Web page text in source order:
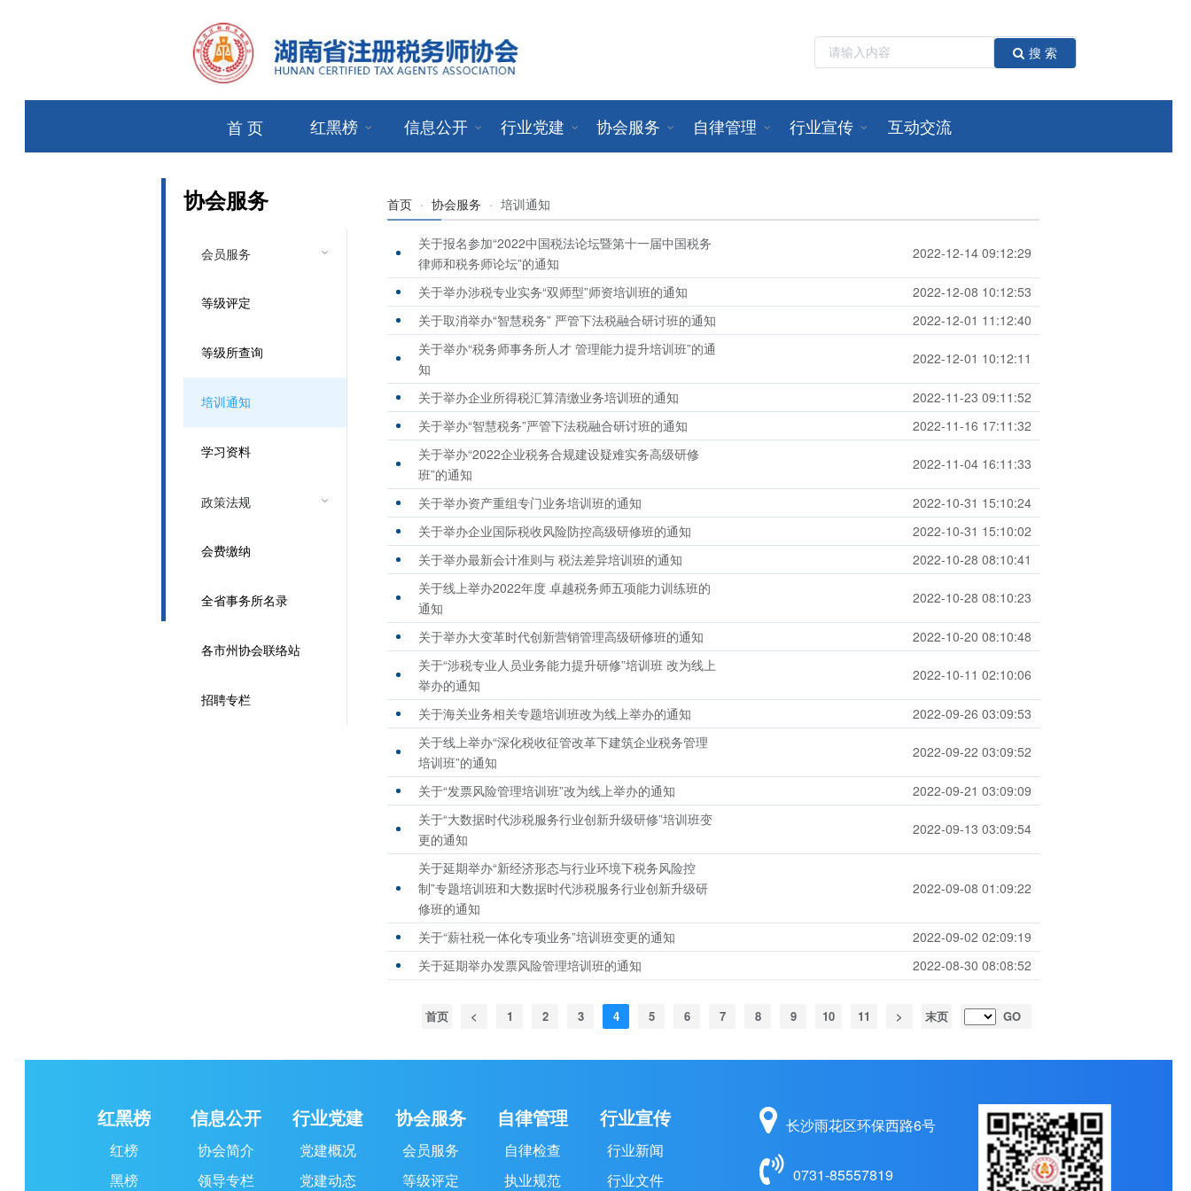
搜 索
首 页 红黑榜 信息公开 行业党建 协会服务 自律管理 行业宣传 互动交流
协会服务
会员服务
等级评定
等级所查询
培训通知
学习资料
政策法规
会费缴纳
全省事务所名录
各市州协会联络站
招聘专栏
首页 · 协会服务 · 培训通知
关于报名参加“2022中国税法论坛暨第十一届中国税务
律师和税务师论坛”的通知
2022-12-14 09:12:29
关于举办涉税专业实务“双师型”师资培训班的通知
2022-12-08 10:12:53
关于取消举办“智慧税务” 严管下法税融合研讨班的通知
2022-12-01 11:12:40
关于举办“税务师事务所人才 管理能力提升培训班”的通
知
2022-12-01 10:12:11
关于举办企业所得税汇算清缴业务培训班的通知
2022-11-23 09:11:52
关于举办“智慧税务”严管下法税融合研讨班的通知
2022-11-16 17:11:32
关于举办“2022企业税务合规建设疑难实务高级研修
班”的通知
2022-11-04 16:11:33
关于举办资产重组专门业务培训班的通知
2022-10-31 15:10:24
关于举办企业国际税收风险防控高级研修班的通知
2022-10-31 15:10:02
关于举办最新会计准则与 税法差异培训班的通知
2022-10-28 08:10:41
关于线上举办2022年度 卓越税务师五项能力训练班的
通知
2022-10-28 08:10:23
关于举办大变革时代创新营销管理高级研修班的通知
2022-10-20 08:10:48
关于“涉税专业人员业务能力提升研修”培训班 改为线上
举办的通知
2022-10-11 02:10:06
关于海关业务相关专题培训班改为线上举办的通知
2022-09-26 03:09:53
关于线上举办“深化税收征管改革下建筑企业税务管理
培训班”的通知
2022-09-22 03:09:52
关于“发票风险管理培训班”改为线上举办的通知
2022-09-21 03:09:09
关于“大数据时代涉税服务行业创新升级研修”培训班变
更的通知
2022-09-13 03:09:54
关于延期举办“新经济形态与行业环境下税务风险控
制”专题培训班和大数据时代涉税服务行业创新升级研
修班的通知
2022-09-08 01:09:22
关于“薪社税一体化专项业务”培训班变更的通知
2022-09-02 02:09:19
关于延期举办发票风险管理培训班的通知
2022-08-30 08:08:52
首页 < 1 2 3 4 5 6 7 8 9 10 11 > 末页 GO
红黑榜 信息公开 行业党建 协会服务 自律管理 行业宣传
红榜 协会简介 党建概况 会员服务 自律检查
行业新闻
黑榜
领导专栏 党建动态 等级评定 执业规范 行业文件
长沙雨花区环保西路6号
0731-85557819